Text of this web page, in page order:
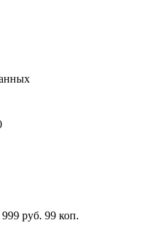
руб. 99 коп.